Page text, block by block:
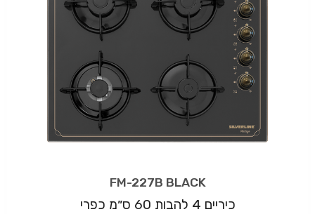
FM-227B BLACK
כיריים 4 להבות 60 ס״מ כפרי